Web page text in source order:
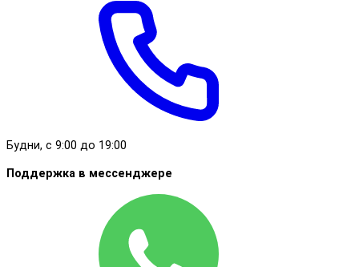
Будни, с 9:00 до 19:00
Поддержка в мессенджере